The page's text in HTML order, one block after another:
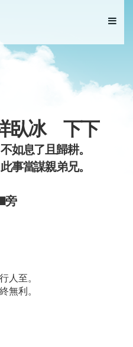
臥冰 下下
如息了且歸耕。
事當謀親弟兄。
旁
人至。
無利。